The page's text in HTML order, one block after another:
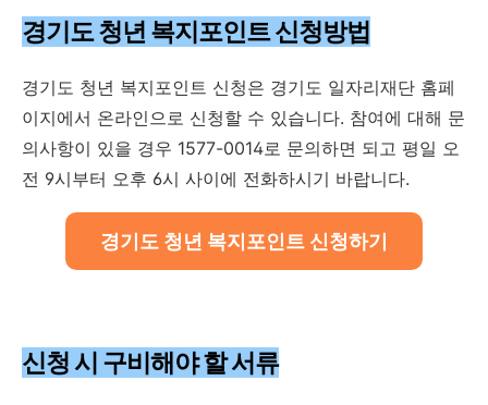
경기도 청년 복지포인트 신청방법
경기도 청년 복지포인트 신청은 경기도 일자리재단 홈페
이지에서 온라인으로 신청할 수 있습니다. 참여에 대해 문
의사항이 있을 경우 1577-0014로 문의하면 되고 평일 오
전 9시부터 오후 6시 사이에 전화하시기 바랍니다.
경기도 청년 복지포인트 신청하기
신청 시 구비해야 할 서류